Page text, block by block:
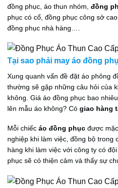
đồng phục, áo thun nhóm, đồng
phục có cổ, đồng phục công sở
đồng phục nhà hàng….
Tại sao phải may áo đồng
Xung quanh vấn đề đặt áo phông
thường sẽ gặp những câu hỏi của
không. Giá áo đồng phục bao
lên mẫu áo không? Có giao hàng
Mỗi chiếc áo đồng phục được
nghiệp khi làm việc, đồng bộ trong
hàng khi làm việc với công ty có
phục sẽ có thiện cảm và thấy sự